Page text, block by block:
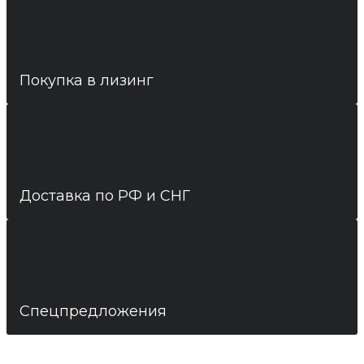
Покупка в лизинг
Доставка по РФ и СНГ
Спецпредложения